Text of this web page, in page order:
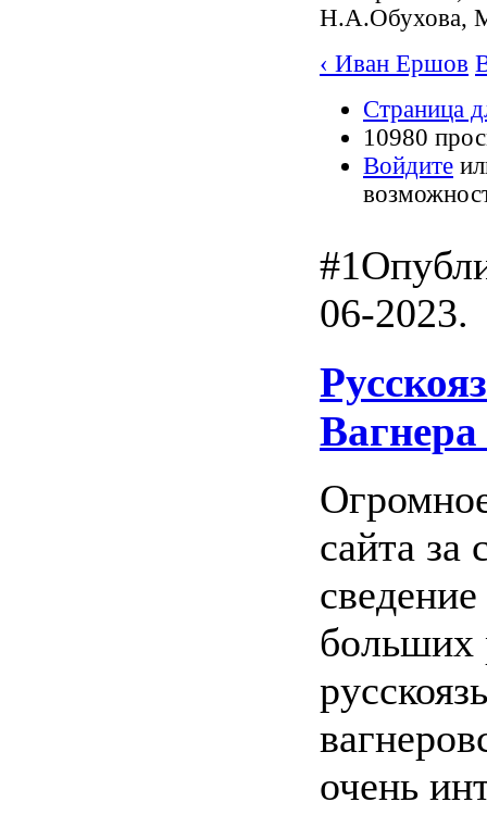
Н.А.Обухова,
‹ Иван Ершов
Страница
10980
Войдите
#1
06-2023.
Вагнера
сайта за
больших
очень